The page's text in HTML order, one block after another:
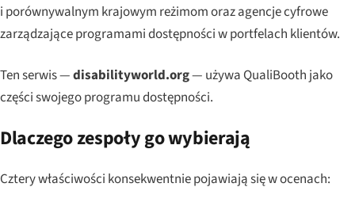
i porównywalnym krajowym reżimom oraz agencje cyfrowe
zarządzające programami dostępności w portfelach klientów.
Ten serwis —disabilityworld.org— używa QualiBooth jako
części swojego programu dostępności.
Dlaczego zespoły go wybierają
Cztery właściwości konsekwentnie pojawiają się w ocenach: